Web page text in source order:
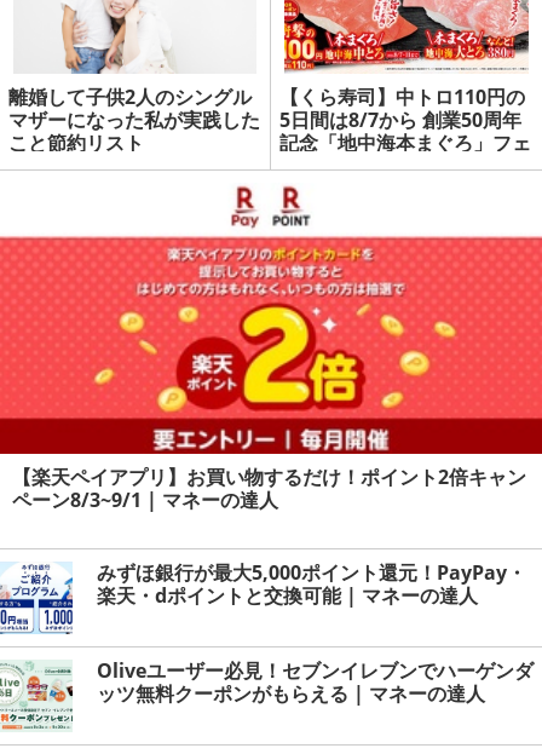
離婚して子供2人のシングル
マザーになった私が実践した
こと節約リスト
【くら寿司】中トロ110円の
5日間は8/7から 創業50周年
記念「地中海本まぐろ」フェ
ア開催 | マネーの達人
【楽天ペイアプリ】お買い物するだけ！ポイント2倍キャン
ペーン8/3~9/1 | マネーの達人
みずほ銀行が最大5,000ポイント還元！PayPay・
楽天・dポイントと交換可能 | マネーの達人
Oliveユーザー必見！セブンイレブンでハーゲンダ
ッツ無料クーポンがもらえる | マネーの達人